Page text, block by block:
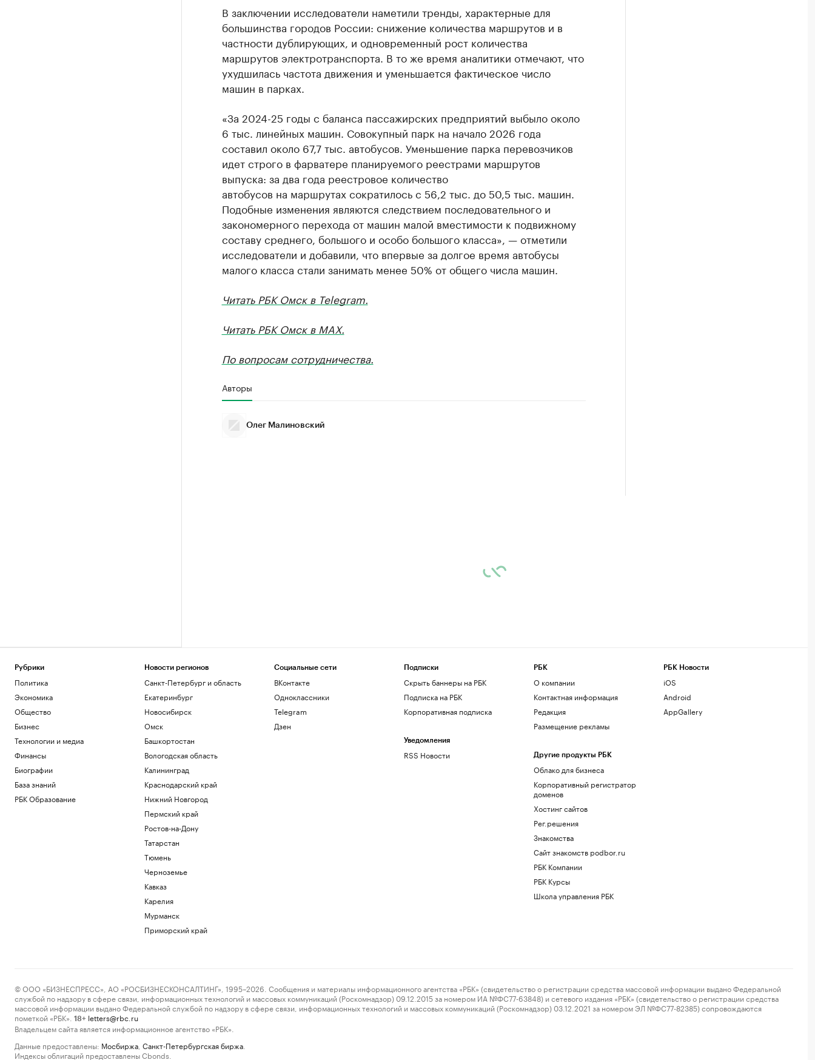
В заключении исследователи наметили тренды, характерные для
большинства городов России: снижение количества маршрутов и в
частности дублирующих, и одновременный рост количества
маршрутов электротранспорта. В то же время аналитики отмечают, что
ухудшилась частота движения и уменьшается фактическое число
машин в парках.
«За 2024-25 годы с баланса пассажирских предприятий выбыло около
6 тыс. линейных машин. Совокупный парк на начало 2026 года
составил около 67,7 тыс. автобусов. Уменьшение парка перевозчиков
идет строго в фарватере планируемого реестрами маршрутов
выпуска: за два года реестровое количество
автобусов на маршрутах сократилось с 56,2 тыс. до 50,5 тыс. машин.
Подобные изменения являются следствием последовательного и
закономерного перехода от машин малой вместимости к подвижному
составу среднего, большого и особо большого класса», — отметили
исследователи и добавили, что впервые за долгое время автобусы
малого класса стали занимать менее 50% от общего числа машин.
Читать РБК Омск в Telegram.
Читать РБК Омск в MAX.
По вопросам сотрудничества.
Авторы
Олег Малиновский
Рубрики
Политика
Экономика
Общество
Бизнес
Технологии и медиа
Финансы
Биографии
База знаний
РБК Образование
Новости регионов
Санкт-Петербург и область
Екатеринбург
Новосибирск
Омск
Башкортостан
Вологодская область
Калининград
Краснодарский край
Нижний Новгород
Пермский край
Ростов-на-Дону
Татарстан
Тюмень
Черноземье
Кавказ
Карелия
Мурманск
Приморский край
Социальные сети
ВКонтакте
Одноклассники
Telegram
Дзен
Подписки
Скрыть баннеры на РБК
Подписка на РБК
Корпоративная подписка
Уведомления
RSS Новости
РБК
О компании
Контактная информация
Редакция
Размещение рекламы
Другие продукты РБК
Облако для бизнеса
Корпоративный регистратор
доменов
Хостинг сайтов
Рег.решения
Знакомства
Сайт знакомств podbor.ru
РБК Компании
РБК Курсы
Школа управления РБК
РБК Новости
iOS
Android
AppGallery
© ООО «БИЗНЕСПРЕСС», АО «РОСБИЗНЕСКОНСАЛТИНГ», 1995–2026. Сообщения и материалы информационного агентства «РБК» (свидетельство о регистрации средства массовой информации выдано Федеральной
службой по надзору в сфере связи, информационных технологий и массовых коммуникаций (Роскомнадзор) 09.12.2015 за номером ИА №ФС77-63848) и сетевого издания «РБК» (свидетельство о регистрации средства
массовой информации выдано Федеральной службой по надзору в сфере связи, информационных технологий и массовых коммуникаций (Роскомнадзор) 03.12.2021 за номером ЭЛ №ФС77-82385) сопровождаются
пометкой «РБК».
18+ letters@rbc.ru
Владельцем сайта является информационное агентство «РБК».
Данные предоставлены: Мосбиржа Санкт-Петербургская биржа
Индексы облигаций предоставлены Cbonds.